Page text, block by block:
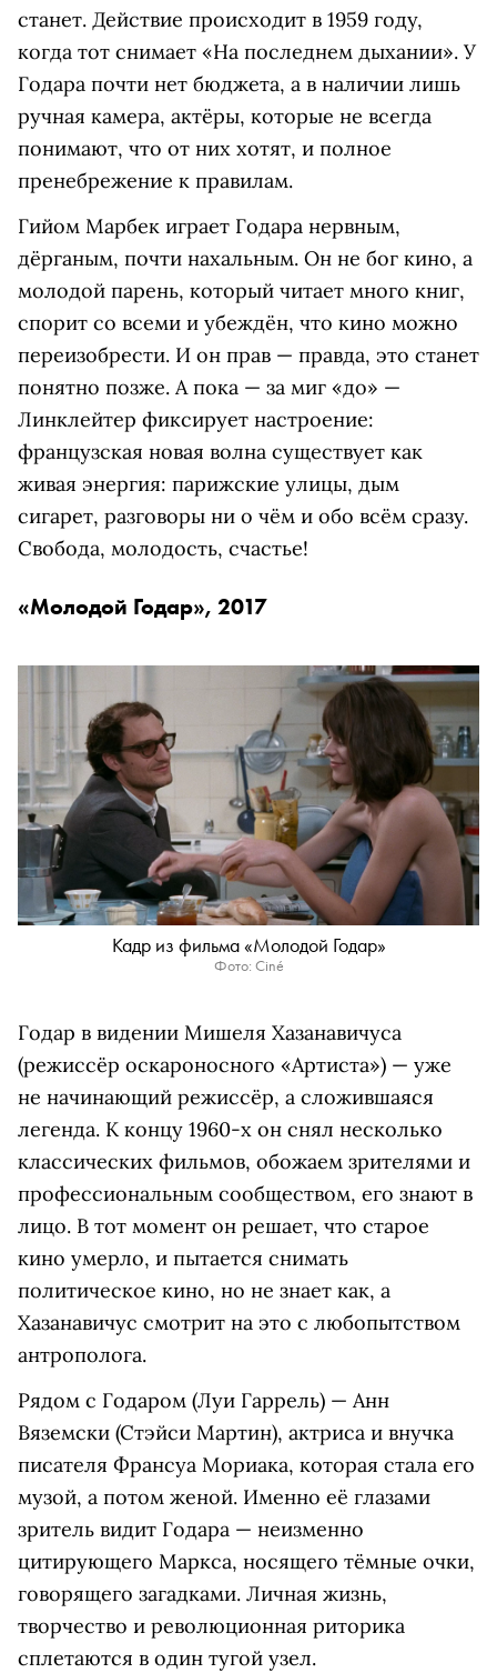
станет. Действие происходит в 1959 году,
когда тот снимает «На последнем дыхании». У
Годара почти нет бюджета, а в наличии лишь
ручная камера, актёры, которые не всегда
понимают, что от них хотят, и полное
пренебрежение к правилам.
Гийом Марбек играет Годара нервным,
дёрганым, почти нахальным. Он не бог кино, а
молодой парень, который читает много книг,
спорит со всеми и убеждён, что кино можно
переизобрести. И он прав — правда, это станет
понятно позже. А пока — за миг «до» —
Линклейтер фиксирует настроение:
французская новая волна существует как
живая энергия: парижские улицы, дым
сигарет, разговоры ни о чём и обо всём сразу.
Свобода, молодость, счастье!
«Молодой Годар», 2017
Кадр из фильма «Молодой Годар»
Фото: Ciné
Годар в видении Мишеля Хазанавичуса
(режиссёр оскароносного «Артиста») — уже
не начинающий режиссёр, а сложившаяся
легенда. К концу 1960-х он снял несколько
классических фильмов, обожаем зрителями и
профессиональным сообществом, его знают в
лицо. В тот момент он решает, что старое
кино умерло, и пытается снимать
политическое кино, но не знает как, а
Хазанавичус смотрит на это с любопытством
антрополога.
Рядом с Годаром (Луи Гаррель) — Анн
Вяземски (Стэйси Мартин), актриса и внучка
писателя Франсуа Мориака, которая стала его
музой, а потом женой. Именно её глазами
зритель видит Годара — неизменно
цитирующего Маркса, носящего тёмные очки,
говорящего загадками. Личная жизнь,
творчество и революционная риторика
сплетаются в один тугой узел.